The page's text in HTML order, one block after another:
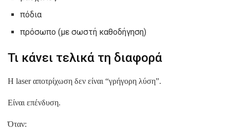
πόδια
πρόσωπο (με σωστή καθοδήγηση)
Τι κάνει τελικά τη διαφορά
Η laser αποτρίχωση δεν είναι “γρήγορη λύση”.
Είναι επένδυση.
Όταν: